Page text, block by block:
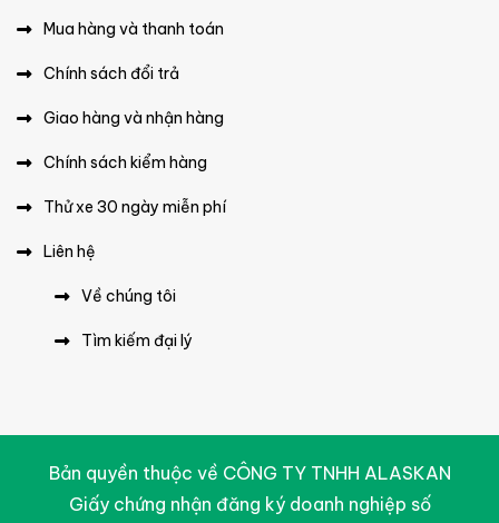
Mua hàng và thanh toán
Chính sách đổi trả
Giao hàng và nhận hàng
Chính sách kiểm hàng
Thử xe 30 ngày miễn phí
Liên hệ
Về chúng tôi
Tìm kiếm đại lý
Bản quyền thuộc về CÔNG TY TNHH ALASKAN
Giấy chứng nhận đăng ký doanh nghiệp số